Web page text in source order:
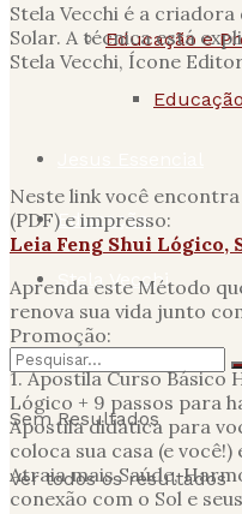
Educação e
Educação
Educação
Stela Vecchi
Sem Resultados
Ver todos os resultados
Stela Vecchi é a
Solar. A técnica está
Stela Vecchi, Ícone
Neste link você
(PDF) e impresso:
Leia Feng Shui Lógico,
Aprenda este Método
renova sua vida junto
Promoção:
1. Apostila Curso Básico
Lógico + 9 passos para
Apostila didática para
coloca sua casa (e
Atraia mais Saúde,
conexão com o Sol e